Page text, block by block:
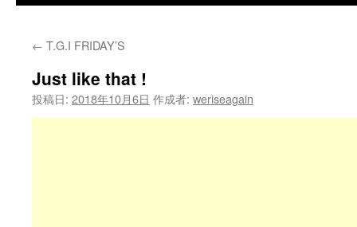
← T.G.I FRIDAY’S
Just like that !
投稿日: 2018年10月6日 作成者: weriseagain